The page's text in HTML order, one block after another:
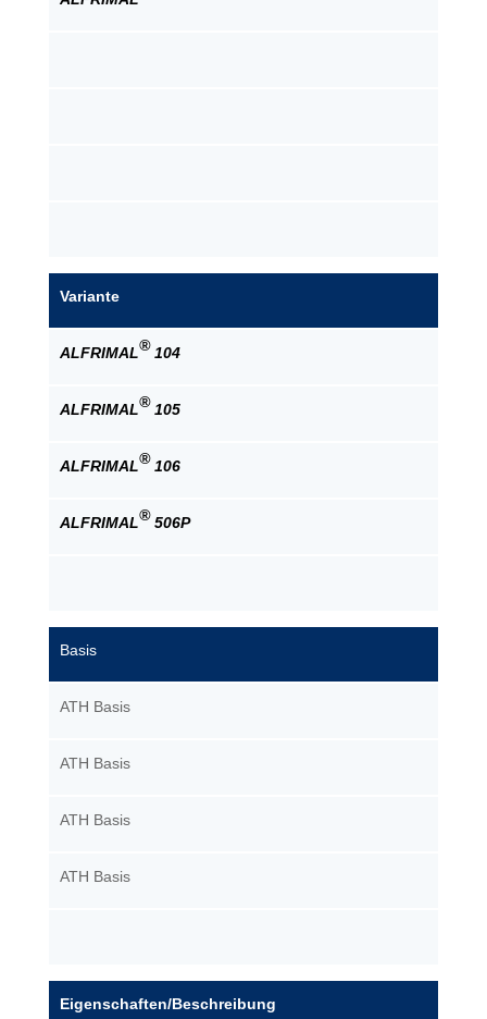
Variante
ALFRIMAL®104
ALFRIMAL®105
ALFRIMAL®106
ALFRIMAL®506P
Basis
ATH Basis
ATH Basis
ATH Basis
ATH Basis
Eigenschaften/Beschreibung